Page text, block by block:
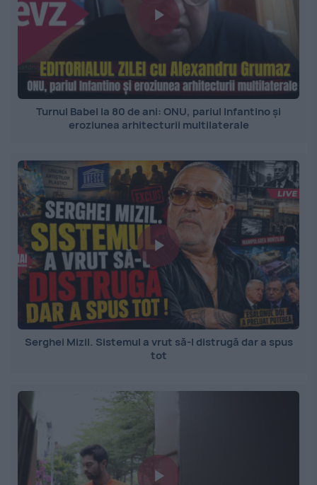
Turnul Babel la 80 de ani: ONU, pariul Infantino și
eroziunea arhitecturii multilaterale
Serghei Mizil. Sistemul a vrut să-l distrugă dar a spus
tot